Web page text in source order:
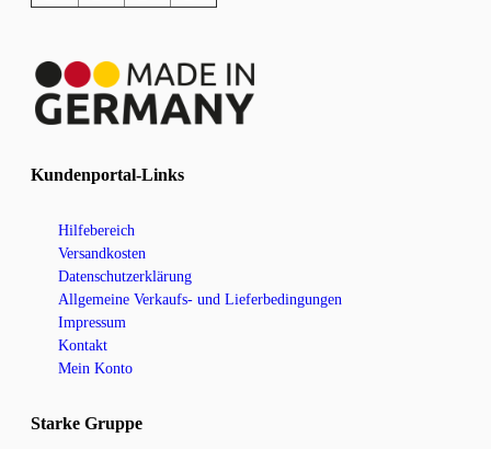
Kundenportal-Links
Hilfebereich
Versandkosten
Datenschutzerklärung
Allgemeine Verkaufs- und Lieferbedingungen
Impressum
Kontakt
Mein Konto
Starke Gruppe